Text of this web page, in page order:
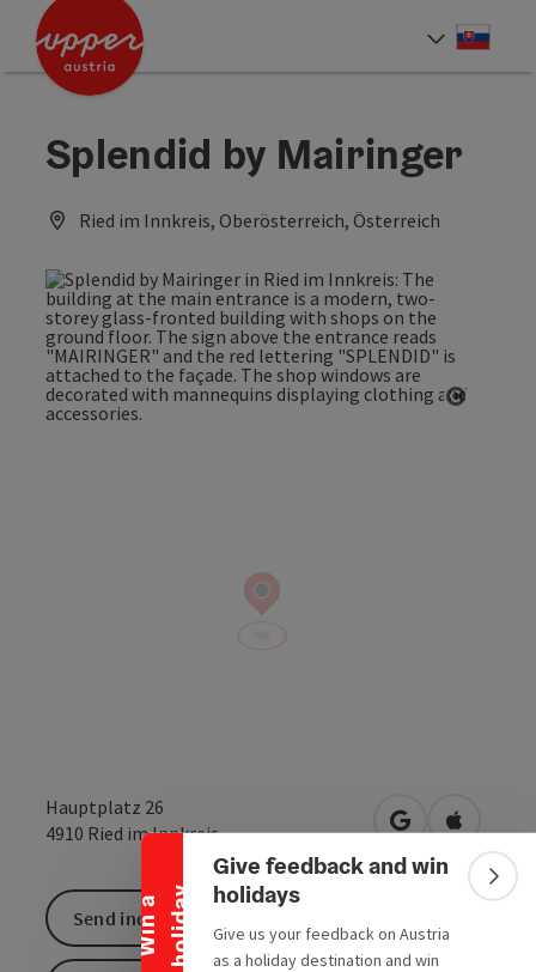
Accesskey
Accesskey
W
i
n
a
h
o
l
i
d
a y
Collapse banner
Give feedback and win
holidays
Give us your feedback on Austria
as a holiday destination and win
Splendid by Mairinger
Ried im Innkreis, Oberösterreich, Österreich
Hauptplatz 26
4910 Ried im Innkreis open inOpen in
Send inquiry